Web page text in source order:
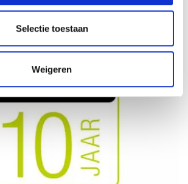
Selectie toestaan
Weigeren